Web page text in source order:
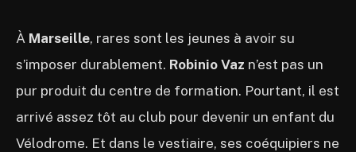
À Marseille, rares sont les jeunes à avoir su
s’imposer durablement. Robinio Vaz n’est pas un
pur produit du centre de formation. Pourtant, il est
arrivé assez tôt au club pour devenir un enfant du
Vélodrome. Et dans le vestiaire, ses coéquipiers ne